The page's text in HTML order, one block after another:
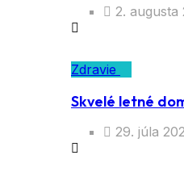
2. augusta
Zdravie
Skvelé letné
29. júla